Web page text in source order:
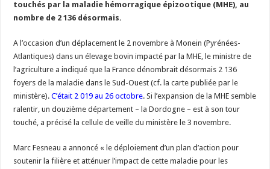
Un été fructueux pour Lactalis
touchés par la maladie hémorragique épizootique (MHE), au
nombre de 2 136 désormais.
A l’occasion d’un déplacement le 2 novembre à Monein (Pyrénées-
Atlantiques) dans un élevage bovin impacté par la MHE, le ministre de
l’agriculture a indiqué que la France dénombrait désormais 2 136
foyers de la maladie dans le Sud-Ouest (cf. la carte publiée par le
ministère).C’était 2 019 au 26 octobre. Si l’expansion de la MHE semble
ralentir, un douzième département – la Dordogne – est à son tour
touché, a précisé la cellule de veille du ministère le 3 novembre.
Marc Fesneau a annoncé « le déploiement d’un plan d’action pour
soutenir la filière et atténuer l’impact de cette maladie pour les